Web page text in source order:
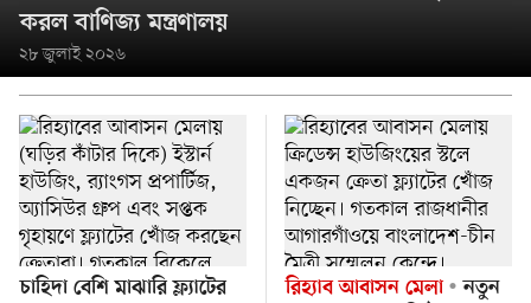
করল বাণিজ্য মন্ত্রণালয়
২৮ জুলাই ২০২৬
চাহিদা বেশি মাঝারি ফ্ল্যাটের রিহ্যাব আবাসন মেলা
নতুন